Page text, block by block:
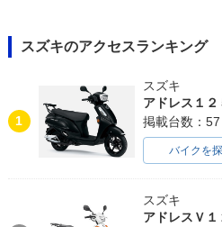
スズキのアクセスランキング
1
スズキ
アドレス１２
掲載台数：57
バイクを
スズキ
アドレスＶ１